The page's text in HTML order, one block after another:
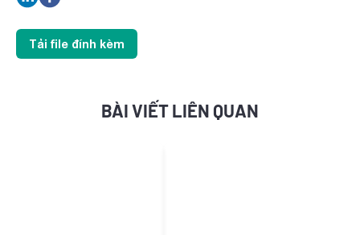
Tải file đính kèm
BÀI VIẾT LIÊN QUAN